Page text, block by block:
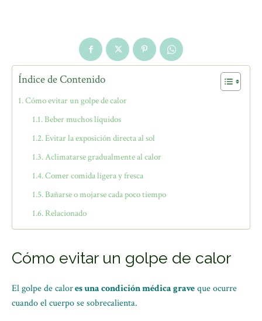
Índice de Contenido
Cómo evitar un golpe de calor
Beber muchos líquidos
Evitar la exposición directa al sol
Aclimatarse gradualmente al calor
Comer comida ligera y fresca
Bañarse o mojarse cada poco tiempo
Relacionado
Cómo evitar un golpe de calor
El golpe de calores una condición médica graveque ocurre
cuando el cuerpo se sobrecalienta.